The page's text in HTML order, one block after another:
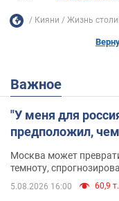
Кияни Жизнь
Важное
"У меня для
предположил,
Москва может
темноту,
5.08.2026 16:00 60,9 т.